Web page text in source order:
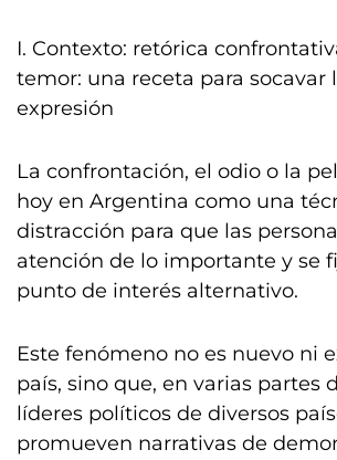
I. Contexto: retórica
temor: una receta para socavar
expresión
La confrontación, el odio o la
hoy en Argentina como una
distracción para que las
atención de lo importante y se
punto de interés alternativo.
Este fenómeno no es nuevo ni
país, sino que, en varias partes
líderes políticos de diversos
promueven narrativas de